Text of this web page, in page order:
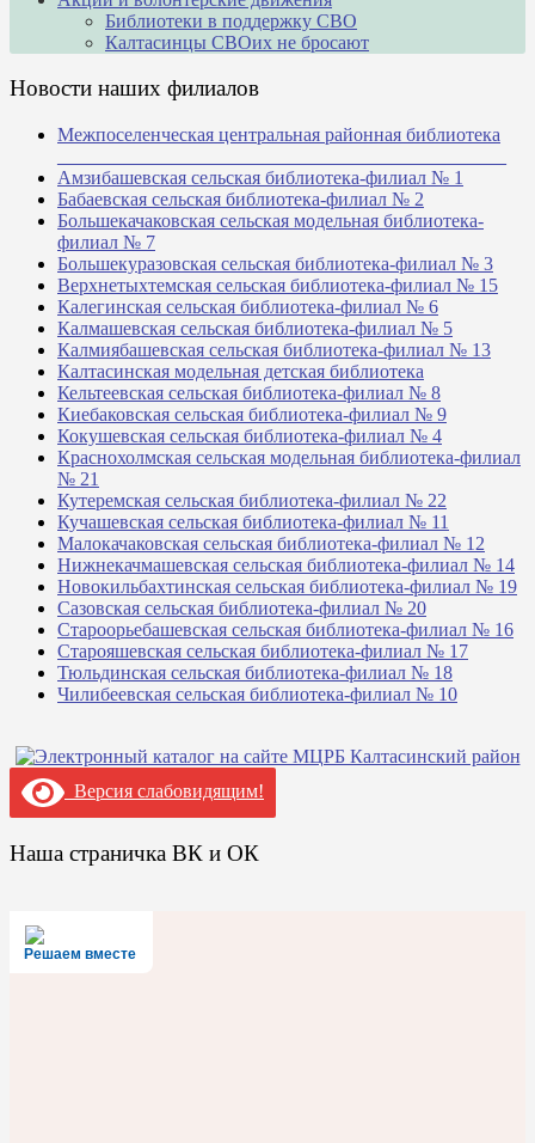
Библиотеки в поддержку СВО
Калтасинцы СВОих не бросают
Новости наших филиалов
Межпоселенческая центральная районная библиотека
Амзибашевская сельская библиотека-филиал № 1
Бабаевская сельская библиотека-филиал № 2
Большекачаковская сельская модельная библиотека-
филиал № 7
Большекуразовская сельская библиотека-филиал № 3
Верхнетыхтемская сельская библиотека-филиал № 15
Калегинская сельская библиотека-филиал № 6
Калмашевская сельская библиотека-филиал № 5
Калмиябашевская сельская библиотека-филиал № 13
Калтасинская модельная детская библиотека
Кельтеевская сельская библиотека-филиал № 8
Киебаковская сельская библиотека-филиал № 9
Кокушевская сельская библиотека-филиал № 4
Краснохолмская сельская модельная библиотека-филиал
№ 21
Кутеремская сельская библиотека-филиал № 22
Кучашевская сельская библиотека-филиал № 11
Малокачаковская сельская библиотека-филиал № 12
Нижнекачмашевская сельская библиотека-филиал № 14
Новокильбахтинская сельская библиотека-филиал № 19
Сазовская сельская библиотека-филиал № 20
Староорьебашевская сельская библиотека-филиал № 16
Старояшевская сельская библиотека-филиал № 17
Тюльдинская сельская библиотека-филиал № 18
Чилибеевская сельская библиотека-филиал № 10
Версия слабовидящим!
Наша страничка ВК и ОК
Решаем вместе